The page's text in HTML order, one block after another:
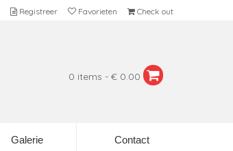
Registreer Favorieten Check out
0 items - € 0.00
Galerie Contact